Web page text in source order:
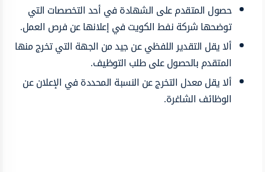
حصول المتقدم على الشهادة في أحد التخصصات التي
توضحها شركة نفط الكويت في إعلانها عن فرص العمل.
ألا يقل التقدير اللفظي عن جيد من الجهة التي تخرج منها
المتقدم بالحصول على طلب التوظيف.
ألا يقل معدل التخرج عن النسبة المحددة في الإعلان عن
الوظائف الشاغرة.